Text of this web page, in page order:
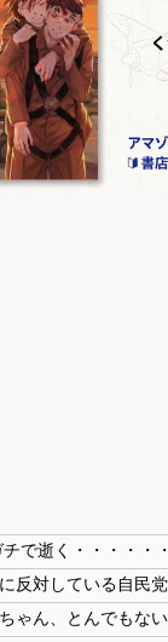
で逝く・・・・・・